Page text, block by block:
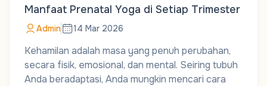
Manfaat Prenatal Yoga di Setiap Trimester
Admin 14 Mar 2026
Kehamilan adalah masa yang penuh perubahan,
secara fisik, emosional, dan mental. Seiring tubuh
Anda beradaptasi, Anda mungkin mencari cara